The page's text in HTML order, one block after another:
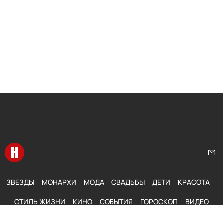
Перейти на главную
ЗВЕЗДЫ МОНАРХИ МОДА СВАДЬБЫ ДЕТИ КРАСОТА
СТИЛЬ ЖИЗНИ КИНО СОБЫТИЯ ГОРОСКОП ВИДЕО